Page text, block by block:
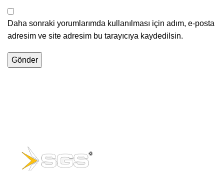
Daha sonraki yorumlarımda kullanılması için adım, e-posta
adresim ve site adresim bu tarayıcıya kaydedilsin.